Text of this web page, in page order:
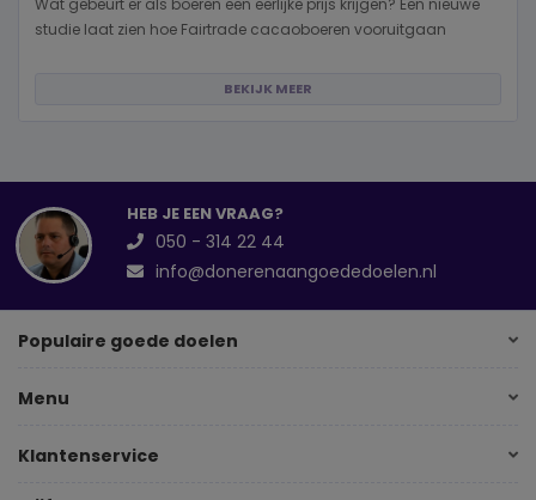
studie laat zien hoe Fairtrade cacaoboeren vooruitgaan
BEKIJK MEER
HEB JE EEN VRAAG?
050 - 314 22 44
info@donerenaangoededoelen.nl
Populaire goede doelen
Menu
Klantenservice